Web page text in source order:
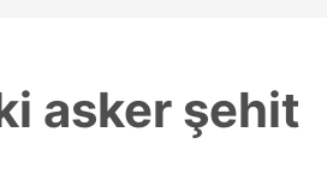
asker şehit